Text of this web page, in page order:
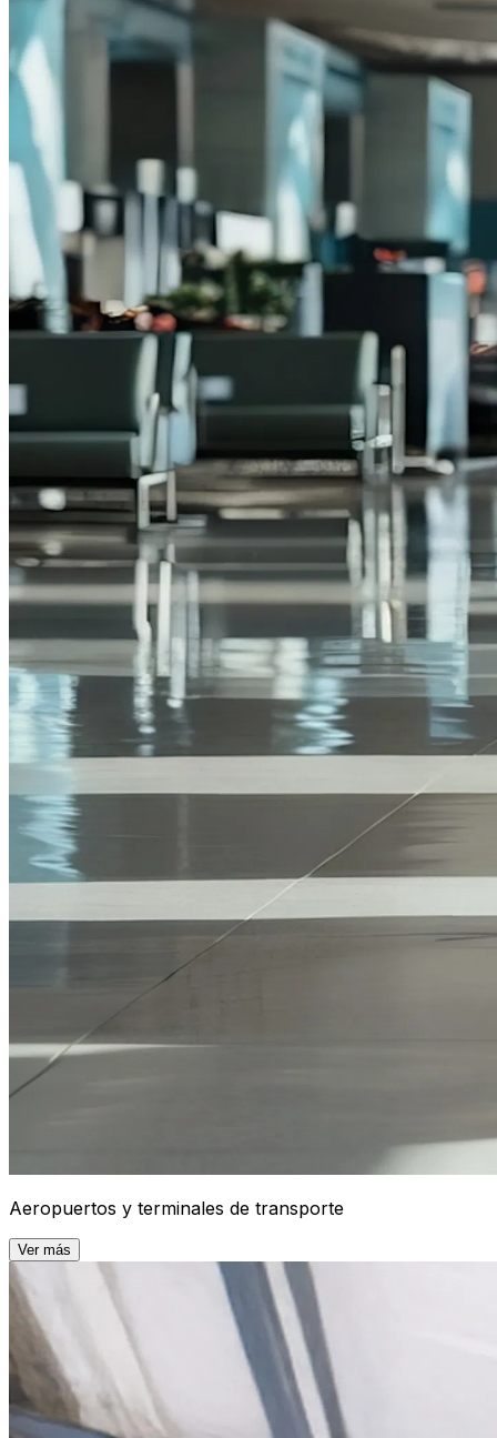
Aeropuertos y terminales de transporte
Ver más